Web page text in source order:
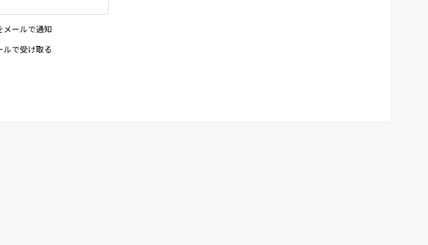
メールで通知
で受け取る